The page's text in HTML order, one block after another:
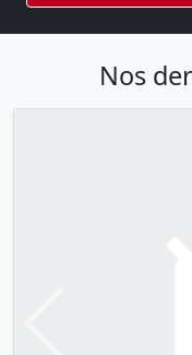
Nos